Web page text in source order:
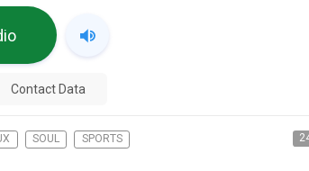
Contact Data
SOUL SPORTS